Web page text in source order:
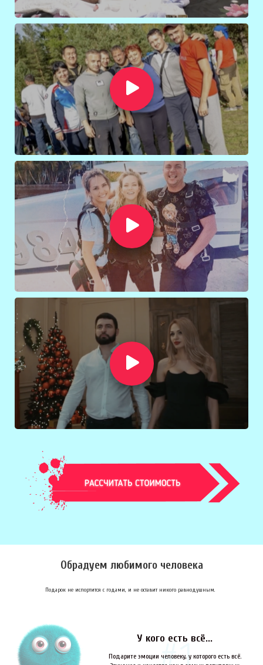
Обрадуем любимого человека
Подарок не испортится с годами, и не оставит никого равнодушным.
У кого есть всё...
Подарите эмоции человеку, у которого есть всё.